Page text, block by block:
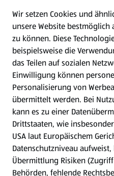
WhatsApp
Gewinnspiele
Mein HOFER. Meine Einkäufe.
Meine Meinung. Mein HOFER.
Gutscheingroßbestellung
(öffnet in einem neuen Tab)
Folge uns hier:
Wir setzen Cookies und
unsere Website
zu können. Diese
beispielsweise die
das Teilen auf sozialen
Einwilligung können
Personalisierung von
übermittelt werden. Bei
kann es zu einer
Drittstaaten, wie
USA laut Europäischem
Datenschutzniveau
Übermittlung Risiken
Behörden, fehlende